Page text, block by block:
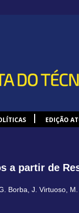
EDIÇÃO
a partir de
Borba ,J. Virtuoso